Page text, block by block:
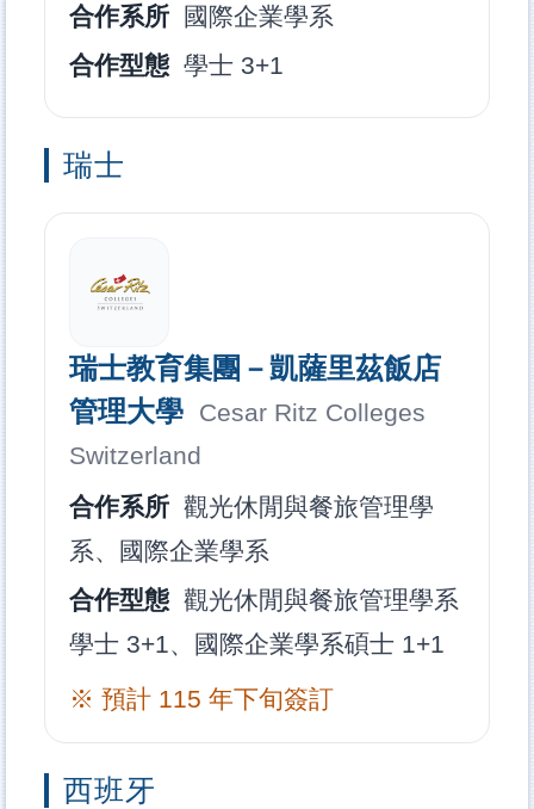
合作系所
國際企業學系
合作型態 學士 3+1
瑞士
瑞士教育集團－凱薩里茲飯店
管理大學 Cesar Ritz Colleges
Switzerland
合作系所 觀光休閒與餐旅管理學
系、國際企業學系
合作型態 觀光休閒與餐旅管理學系
學士 3+1、國際企業學系碩士 1+1
※ 預計 115 年下旬簽訂
西班牙